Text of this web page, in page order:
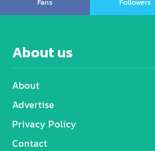
About us
About
Advertise
Privacy Policy
Contact